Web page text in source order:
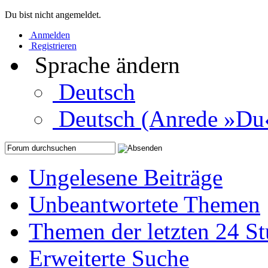
Du bist nicht angemeldet.
Anmelden
Registrieren
Sprache ändern
Deutsch
Deutsch (Anrede
Ungelesene Beiträge
Unbeantwortete Themen
Themen der letzten 24
Erweiterte Suche